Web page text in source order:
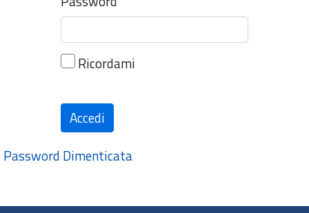
Ricordami
Accedi
Password Dimenticata